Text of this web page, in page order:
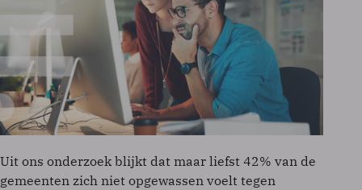
Uit ons onderzoek blijkt dat maar liefst 42% van de
gemeenten zich niet opgewassen voelt tegen